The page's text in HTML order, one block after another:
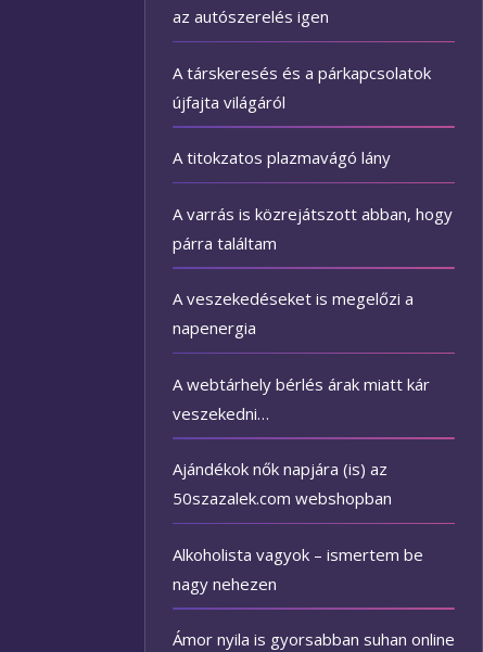
az autószerelés igen
A társkeresés és a párkapcsolatok
újfajta világáról
A titokzatos plazmavágó lány
A varrás is közrejátszott abban, hogy
párra találtam
A veszekedéseket is megelőzi a
napenergia
A webtárhely bérlés árak miatt kár
veszekedni…
Ajándékok nők napjára (is) az
50szazalek.com webshopban
Alkoholista vagyok – ismertem be
nagy nehezen
Ámor nyila is gyorsabban suhan online